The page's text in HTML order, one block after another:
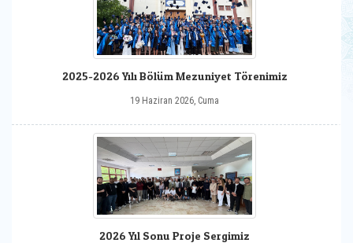
2025-2026 Yılı Bölüm Mezuniyet Törenimiz
19 Haziran 2026, Cuma
2026 Yıl Sonu Proje Sergimiz